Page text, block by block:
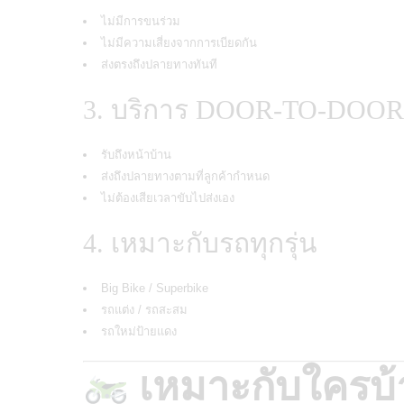
ไม่มีการขนร่วม
ไม่มีความเสี่ยงจากการเบียดกัน
ส่งตรงถึงปลายทางทันที
3. บริการ DOOR-TO-DOOR
รับถึงหน้าบ้าน
ส่งถึงปลายทางตามที่ลูกค้ากำหนด
ไม่ต้องเสียเวลาขับไปส่งเอง
4. เหมาะกับรถทุกรุ่น
Big Bike / Superbike
รถแต่ง / รถสะสม
รถใหม่ป้ายแดง
เหมาะกับใครบ้